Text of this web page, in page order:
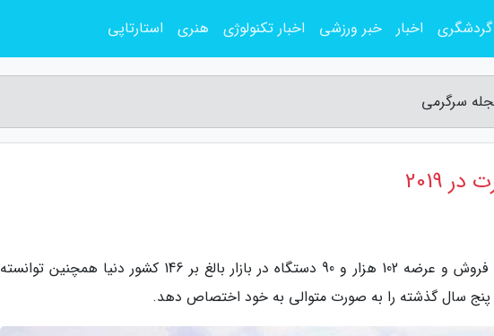
2019
به گزارش مجله سرگرمی، این خودرو با فروش و عرضه 102 هزار و 90 دستگاه در بازار بالغ بر 146 کشور دنیا همچنین توانسته
پنج سال گذشته را به صورت متوالی به خود اختصاص دهد.
اخبار خبر ورزشی اخبار تکنولوژی هنری استارتاپی